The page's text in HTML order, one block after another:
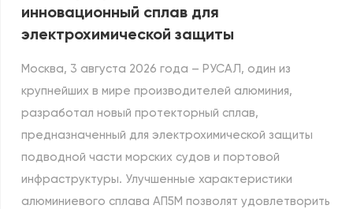
инновационный сплав для
электрохимической защиты
Москва, 3 августа 2026 года – РУСАЛ, один из
крупнейших в мире производителей алюминия,
разработал новый протекторный сплав,
предназначенный для электрохимической защиты
подводной части морских судов и портовой
инфраструктуры. Улучшенные характеристики
алюминиевого сплава АП5М позволят удовлетворить